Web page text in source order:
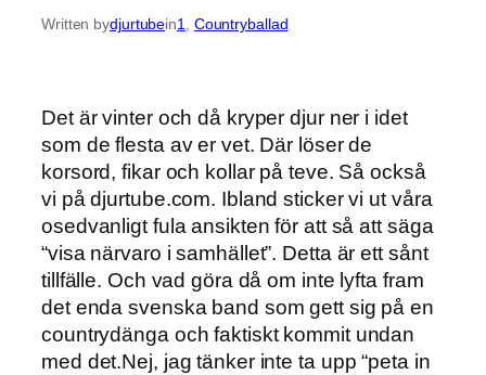
Written bydjurtubein1 Countryballad
Det är vinter och då kryper djur ner i idet
som de flesta av er vet. Där löser de
korsord, fikar och kollar på teve. Så också
vi på djurtube.com. Ibland sticker vi ut våra
osedvanligt fula ansikten för att så att säga
“visa närvaro i samhället”. Detta är ett sånt
tillfälle. Och vad göra då om inte lyfta fram
det enda svenska band som gett sig på en
countrydänga och faktiskt kommit undan
med det.Nej, jag tänker inte ta upp “peta in